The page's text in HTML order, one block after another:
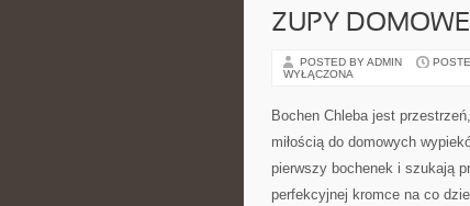
ZUPY DOMOWE
POSTED BY ADMIN
WYŁĄCZONA
Bochen Chleba jest
miłością do domowych
pierwszy bochenek i szukają
perfekcyjnej kromce na co